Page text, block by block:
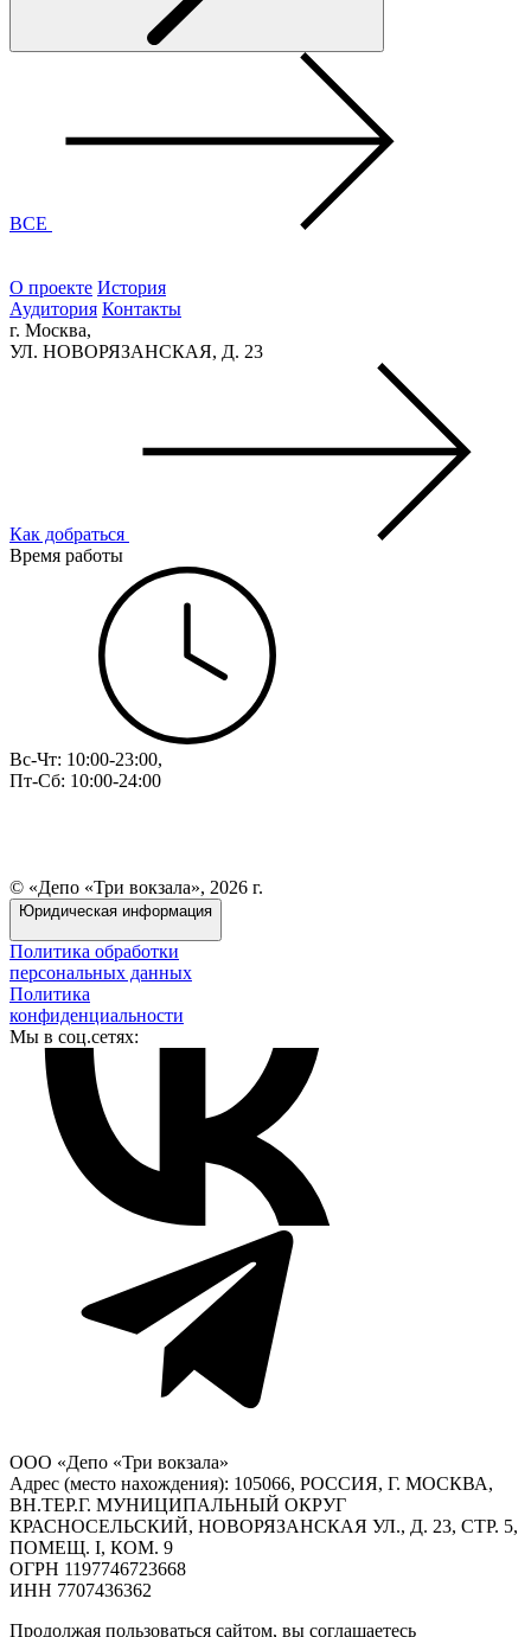
ВСЕ
О проекте История
Аудитория Контакты
г. Москва,
УЛ. НОВОРЯЗАНСКАЯ, Д. 23
Как добраться
Время работы
Вс-Чт: 10:00-23:00,
Пт-Сб: 10:00-24:00
© «Депо «Три вокзала», 2026 г.
Юридическая информация
Политика обработки
персональных данных
Политика
конфиденциальности
Мы в соц.сетях:
ООО «Депо «Три вокзала»
Адрес (место нахождения): 105066, РОССИЯ, Г. МОСКВА,
ВН.ТЕР.Г. МУНИЦИПАЛЬНЫЙ ОКРУГ
КРАСНОСЕЛЬСКИЙ, НОВОРЯЗАНСКАЯ УЛ., Д. 23, СТР. 5,
ПОМЕЩ. I, КОМ. 9
ОГРН 1197746723668
ИНН 7707436362
Продолжая пользоваться сайтом, вы соглашаетесь